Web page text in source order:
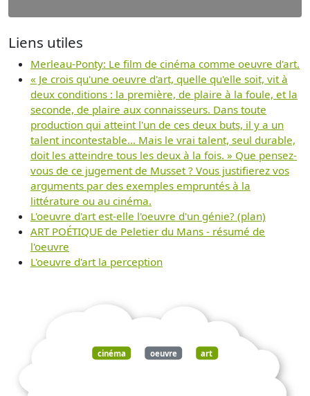
Liens utiles
Merleau-Ponty: Le film de cinéma comme oeuvre d'art.
« Je crois qu'une oeuvre d'art, quelle qu'elle soit, vit à
deux conditions : la première, de plaire à la foule, et la
seconde, de plaire aux connaisseurs. Dans toute
production qui atteint l'un de ces deux buts, il y a un
talent incontestable... Mais le vrai talent, seul durable,
doit les atteindre tous les deux à la fois. » Que pensez-
vous de ce jugement de Musset ? Vous justifierez vos
arguments par des exemples empruntés à la
littérature ou au cinéma.
L'oeuvre d'art est-elle l'oeuvre d'un génie? (plan)
ART POÉTIQUE de Peletier du Mans - résumé de
l'oeuvre
L'oeuvre d'art la perception
cinéma oeuvre art